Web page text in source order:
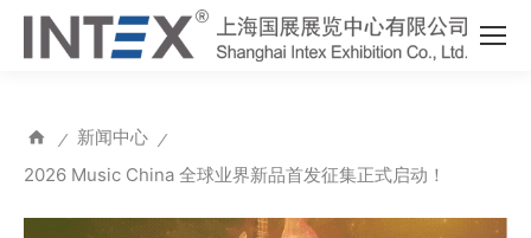
⁄ 新闻中心 ⁄
2026 Music China 全球业界新品首发征集正式启动！